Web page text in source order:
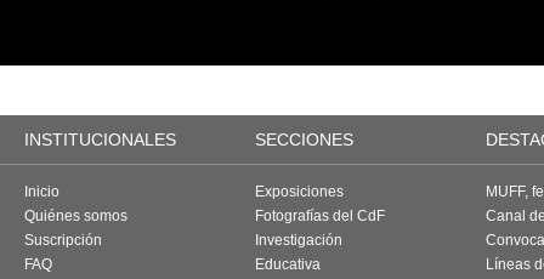
INSTITUCIONALES SECCIONES
Inicio
Quiénes somos
Suscripción
FAQ
Exposiciones
Fotografías del CdF
Investigación
Educativa
MUFF,
Canal
Líneas